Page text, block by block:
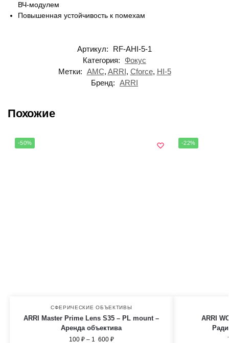
ВЧ-модулем
Повышенная устойчивость к помехам
Артикул:
RF-AHI-5-1
Категория:
Фокус
Метки: AMC, ARRI, Cforce, HI-5
Бренд: ARRI
Похожие
-50%
СФЕРИЧЕСКИЕ ОБЪЕКТИВЫ
ARRI Master Prime Lens S35 – PL mount –
Аренда объектива
100 ₽ – 1 600 ₽
-22%
ARRI